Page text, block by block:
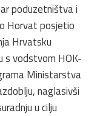
poduzetništva i
Horvat posjetio
Hrvatsku
s vodstvom HOK-
Ministarstva
naglasivši
u cilju